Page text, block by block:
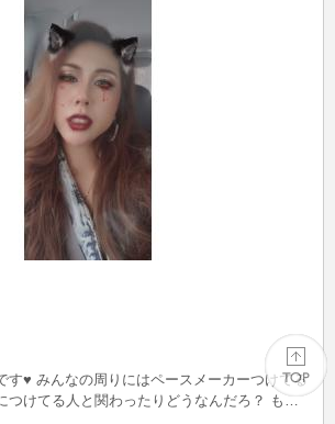
ーつけてる
つけてる人と関わったりどうなんだろ？ もし